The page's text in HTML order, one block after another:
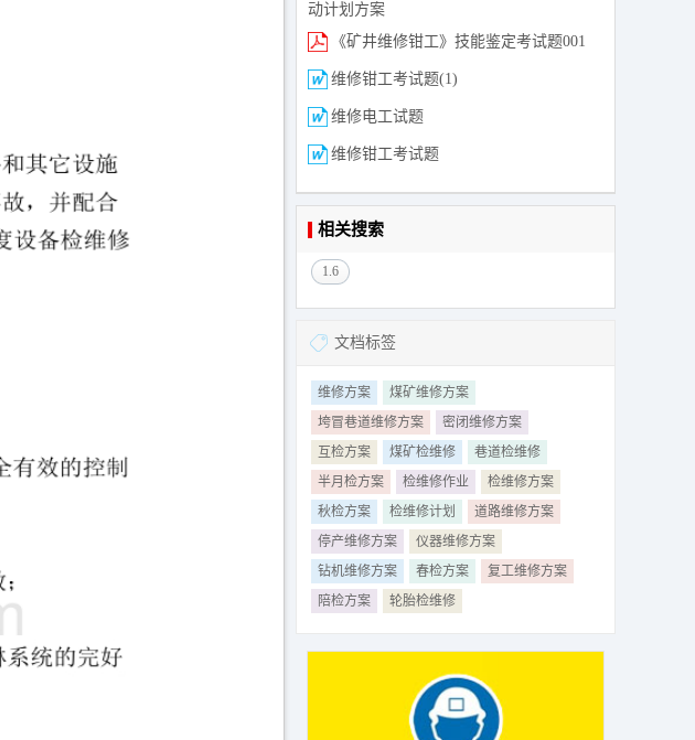
动计划方案
《矿井维修钳工》技能鉴定考试题001
维修钳工考试题(1)
维修电工试题
维修钳工考试题
相关搜索
1.6
文档标签
维修方案
煤矿维修方案
垮冒巷道维修方案
密闭维修方案
互检方案
煤矿检维修
巷道检维修
半月检方案
检维修作业
检维修方案
秋检方案
检维修计划
道路维修方案
停产维修方案
仪器维修方案
钻机维修方案
春检方案
复工维修方案
陪检方案
轮胎检维修